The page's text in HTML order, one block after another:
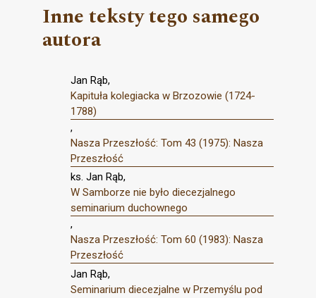
Inne teksty tego samego
autora
Jan Rąb,
Kapituła kolegiacka w Brzozowie (1724-
1788)
,
Nasza Przeszłość: Tom 43 (1975): Nasza
Przeszłość
ks. Jan Rąb,
W Samborze nie było diecezjalnego
seminarium duchownego
,
Nasza Przeszłość: Tom 60 (1983): Nasza
Przeszłość
Jan Rąb,
Seminarium diecezjalne w Przemyślu pod